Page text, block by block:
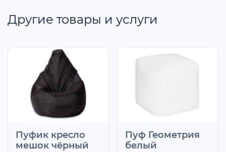
Другие товары и услуги
Пуфик кресло
мешок чёрный
Пуф Геометрия
белый